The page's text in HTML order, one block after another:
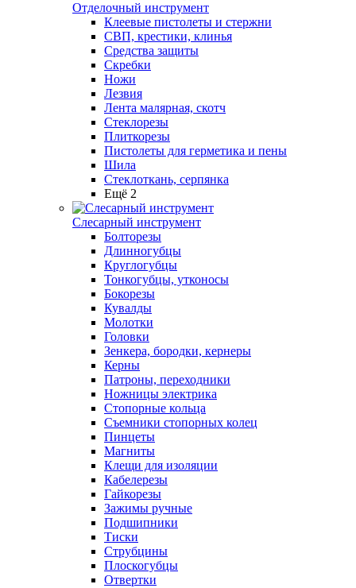
Отделочный инструмент
Клеевые пистолеты и стержни
СВП, крестики, клинья
Средства защиты
Скребки
Ножи
Лезвия
Лента малярная, скотч
Стеклорезы
Плиткорезы
Пистолеты для герметика и пены
Шила
Стеклоткань, серпянка
Ещё 2
Слесарный инструмент
Болторезы
Длинногубцы
Круглогубцы
Тонкогубцы, утконосы
Бокорезы
Кувалды
Молотки
Головки
Зенкера, бородки, кернеры
Керны
Патроны, переходники
Ножницы электрика
Стопорные кольца
Съемники стопорных колец
Пинцеты
Магниты
Клещи для изоляции
Кабелерезы
Гайкорезы
Зажимы ручные
Подшипники
Тиски
Струбцины
Плоскогубцы
Отвертки